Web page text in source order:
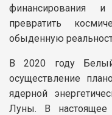
финансирования
превратить
обыденную
В 2020 году
осуществление
ядерной
Луны. В настоящее